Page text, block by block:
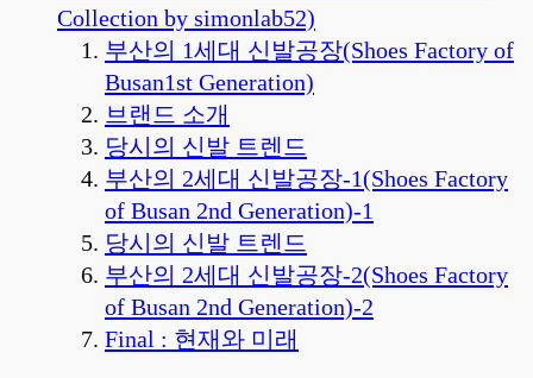
Collection by simonlab52)
부산의 1세대 신발공장(Shoes Factory of
Busan1st Generation)
브랜드 소개
당시의 신발 트렌드
부산의 2세대 신발공장-1(Shoes Factory
of Busan 2nd Generation)-1
당시의 신발 트렌드
부산의 2세대 신발공장-2(Shoes Factory
of Busan 2nd Generation)-2
Final : 현재와 미래